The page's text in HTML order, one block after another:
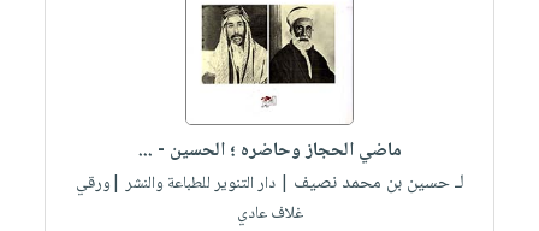
ماضي الحجاز وحاضره ؛ الحسين - ...
لـ حسين بن محمد نصيف | دار التنوير للطباعة والنشر |ورقي
غلاف عادي